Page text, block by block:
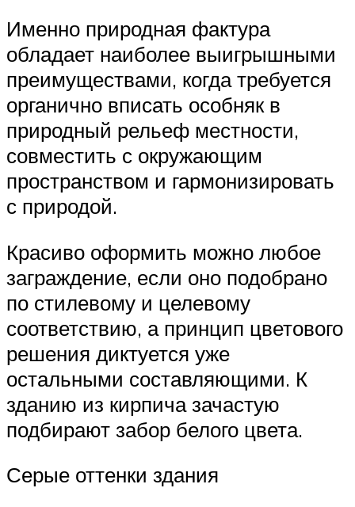
Именно природная фактура
обладает наиболее выигрышными
преимуществами, когда требуется
органично вписать особняк в
природный рельеф местности,
совместить с окружающим
пространством и гармонизировать
с природой.
Красиво оформить можно любое
заграждение, если оно подобрано
по стилевому и целевому
соответствию, а принцип цветового
решения диктуется уже
остальными составляющими. К
зданию из кирпича зачастую
подбирают забор белого цвета.
Серые оттенки здания